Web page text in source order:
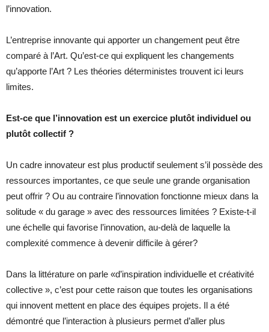
l’innovation.
L’entreprise innovante qui apporter un changement peut être
comparé à l’Art. Qu’est-ce qui expliquent les changements
qu’apporte l’Art ? Les théories déterministes trouvent ici leurs
limites.
Est-ce que l’innovation est un exercice plutôt individuel ou
plutôt collectif ?
Un cadre innovateur est plus productif seulement s’il possède des
ressources importantes, ce que seule une grande organisation
peut offrir ? Ou au contraire l’innovation fonctionne mieux dans la
solitude « du garage » avec des ressources limitées ? Existe-t-il
une échelle qui favorise l’innovation, au-delà de laquelle la
complexité commence à devenir difficile à gérer?
Dans la littérature on parle «d’inspiration individuelle et créativité
collective », c’est pour cette raison que toutes les organisations
qui innovent mettent en place des équipes projets. Il a été
démontré que l’interaction à plusieurs permet d’aller plus